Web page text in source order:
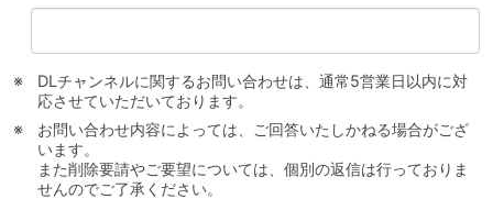
DLチャンネルに関するお問い合わせは、通常5営業日以内に対
応させていただいております。
お問い合わせ内容によっては、ご回答いたしかねる場合がござ
います。
また削除要請やご要望については、個別の返信は行っておりま
せんのでご了承ください。